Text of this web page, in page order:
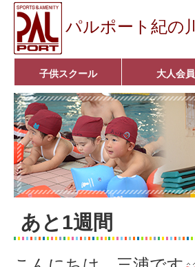
パルポート紀の川
子供スクール
ベビーコース
幼児コース
小学生コース
育成コース
選手コース
キッズパーク(体操教室)
子どもダンス教室
■入会案内■
大人会員
アクア悠々クラブ
いきいきコース
■入会案内■
あと1週間